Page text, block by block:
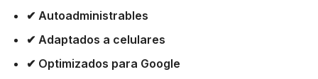
✔ Autoadministrables
✔ Adaptados a celulares
✔ Optimizados para Google